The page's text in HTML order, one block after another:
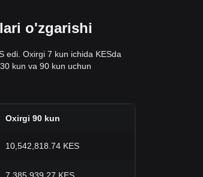
o'zgarishi
edi. Oxirgi 7 kun ichida KESda
kun va 90 kun uchun
Oxirgi 90 kun
10,542,818.74 KES